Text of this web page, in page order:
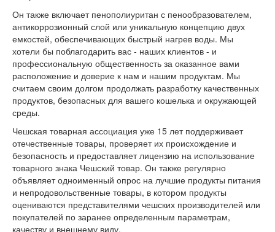
Он также включает пенополиуритан с пенообразователем,
антикоррозионный слой или уникальную концепцию двух
емкостей, обеспечивающих быстрый нагрев воды. Мы
хотели бы поблагодарить вас - наших клиентов - и
профессиональную общественность за оказанное вами
расположение и доверие к нам и нашим продуктам. Мы
считаем своим долгом продолжать разработку качественных
продуктов, безопасных для вашего кошелька и окружающей
среды.
Чешская товарная ассоциация уже 15 лет поддерживает
отечественные товары, проверяет их происхождение и
безопасность и предоставляет лицензию на использование
товарного знака Чешский товар. Он также регулярно
объявляет одноименный опрос на лучшие продукты питания
и непродовольственные товары, в котором продукты
оцениваются представителями чешских производителей или
покупателей по заранее определенным параметрам,
качеству и внешнему виду.